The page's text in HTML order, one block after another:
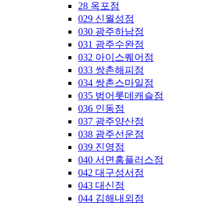
28 옥포점
029 신월성점
030 광주하남점
031 광주수완점
032 아이스퀘어점
033 쌍촌해피점
034 쌍촌스마일점
035 범어롯데캐슬점
036 인동점
037 광주양산점
038 광주선운점
039 진영점
040 서면홈플러스점
042 대구성서점
043 대신점
044 김해내외점